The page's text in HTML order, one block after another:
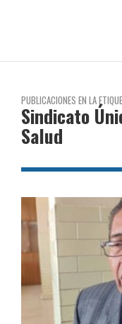
PUBLICACIONES EN LA
Sindicato
Salud